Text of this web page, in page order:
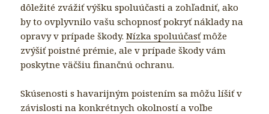
dôležité zvážiť výšku spoluúčasti a zohľadniť, ako
by to ovplyvnilo vašu schopnosť pokryť náklady na
opravy v prípade škody.Nízka spoluúčasťmôže
zvýšiť poistné prémie, ale v prípade škody vám
poskytne väčšiu finančnú ochranu.
Skúsenosti s havarijným poistením sa môžu líšiť v
závislosti na konkrétnych okolností a voľbe